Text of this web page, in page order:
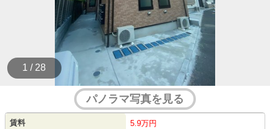
1 / 28
パノラマ写真を見る
賃料 5.9万円